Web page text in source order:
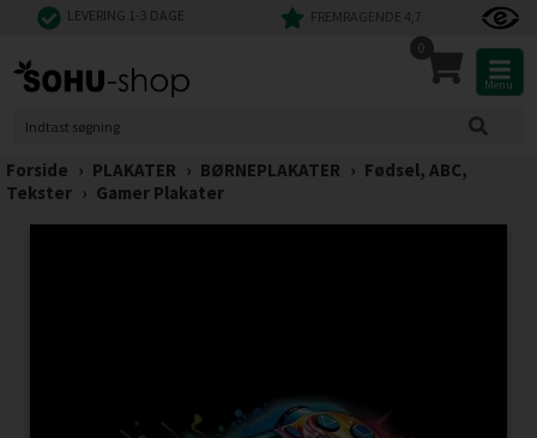
LEVERING 1-3 DAGE FREMRAGENDE 4,7
0
Menu
Forside › PLAKATER › BØRNEPLAKATER › Fødsel, ABC,
Tekster › Gamer Plakater